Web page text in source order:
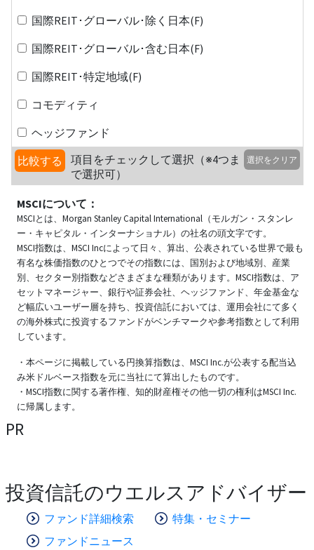
国際REIT･グローバル･除く日本(F)
国際REIT･グローバル･含む日本(F)
国際REIT･特定地域(F)
コモディティ
ヘッジファンド
比較する
項目をチェックして選択（※4つま
で選択可）
選択をクリア
MSCIについて：
MSCIとは、Morgan Stanley Capital International（モルガン・スタンレ
ー・キャピタル・インターナショナル）の社名の頭文字です。
MSCI指数は、MSCI Incによって日々、算出、公表されている世界で最も
有名な株価指数のひとつでその指数には、国別および地域別、産業
別、セクター別指数などさまざまな種類があります。MSCI指数は、ア
セットマネージャー、銀行や証券会社、ヘッジファンド、年金基金な
ど幅広いユーザー層を持ち、投資信託においては、運用会社にて多く
の海外株式に投資するファンドがベンチマークや参考指数として利用
しています。
・本ページに掲載している円換算指数は、MSCI Inc.が公表する配当込
み米ドルベース指数を元に当社にて算出したものです。
・MSCI指数に関する著作権、知的財産権その他一切の権利はMSCI Inc.
に帰属します。
PR
投資信託のウエルスアドバイザー
ファンド詳細検索
特集・セミナー
ファンドニュース